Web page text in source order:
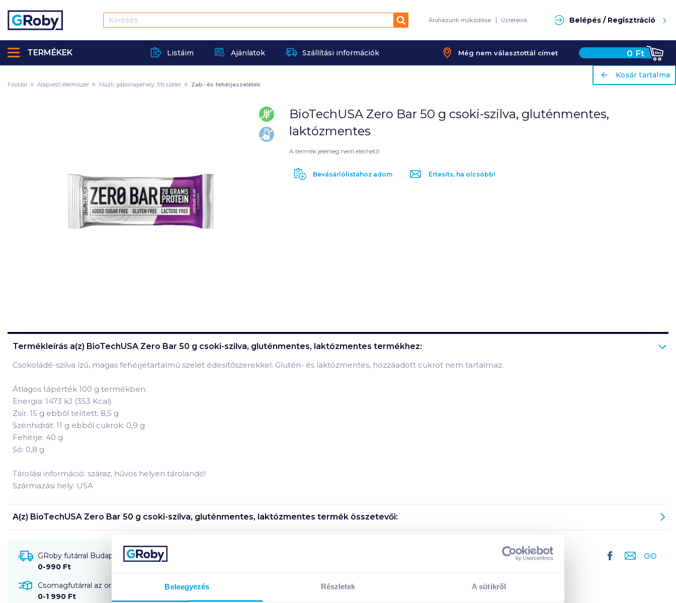
Beleegyezés Részletek A sütikről
Keresés Áruházunk működése Üzleteink Belépés / Regisztráció
Listáim Ajánlatok Szállítási információk Még nem választottál címet 0 Ft
TERMÉKEK
ariaLabel
Kosár tartalma
Főoldal Alapvető élelmiszer Müzli, gabonapehely, fitt szelet Zab- és fehérjeszeletek
gluténmentes
laktózmentes
BioTechUSA Zero Bar 50 g csoki-szilva, gluténmentes,
laktózmentes
A termék jelenleg nem elérhető
Bevásárlólistához adom Értesíts, ha olcsóbb!
Termékleírás a(z) BioTechUSA Zero Bar 50 g csoki-szilva, gluténmentes, laktózmentes termékhez:
Csokoládé-szilva ízű, magas fehérjetartalmú szelet édesítőszerekkel. Glutén- és laktózmentes, hozzáadott cukrot nem tartalmaz.
Átlagos tápérték 100 g termékben:
Energia: 1473 kJ (353 Kcal)
Zsír: 15 g ebből telített: 8,5 g
Szénhidrát: 11 g ebből cukrok: 0,9 g
Fehérje: 40 g
Só: 0,8 g
Tárolási információ: száraz, hűvös helyen tárolandó!
Származási hely: USA
A(z) BioTechUSA Zero Bar 50 g csoki-szilva, gluténmentes, laktózmentes termék összetevői:
GRoby futárral Budapestre és környékére szállítható
0-990 Ft
Csomagfutárral az ország egész területére szállítható!
0-1 990 Ft